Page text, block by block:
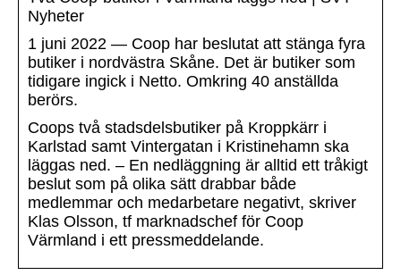
Nyheter
1 juni 2022 — Coop har beslutat att stänga fyra
butiker i nordvästra Skåne. Det är butiker som
tidigare ingick i Netto. Omkring 40 anställda
berörs.
Coops två stadsdelsbutiker på Kroppkärr i
Karlstad samt Vintergatan i Kristinehamn ska
läggas ned. – En nedläggning är alltid ett tråkigt
beslut som på olika sätt drabbar både
medlemmar och medarbetare negativt, skriver
Klas Olsson, tf marknadschef för Coop
Värmland i ett pressmeddelande.